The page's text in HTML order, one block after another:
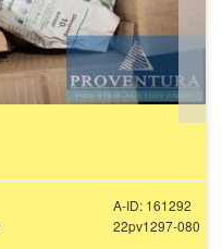
A-ID: 161292
22pv1297-080